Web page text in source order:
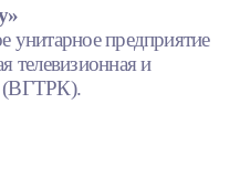
унитарное предприятие
телевизионная и
(ВГТРК).